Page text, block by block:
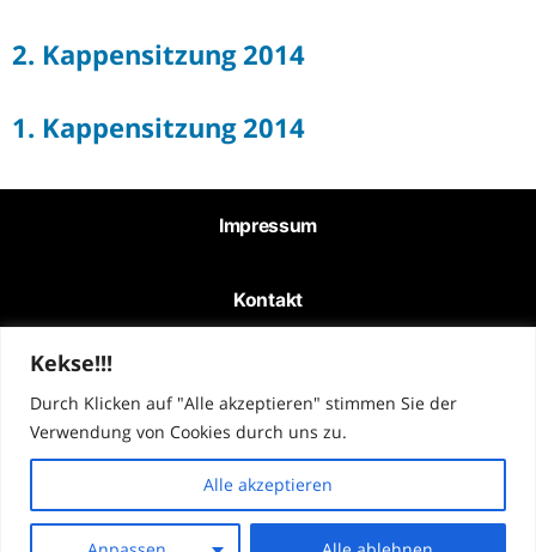
Kekse!!!
Durch Klicken auf "Alle akzeptieren" stimmen Sie der
Verwendung von Cookies durch uns zu.
Alle akzeptieren
2. Kappensitzung 2014
1. Kappensitzung 2014
Impressum
Kontakt
© Humeser Karnevalsverein 2010 "Die Backowe" e.V.